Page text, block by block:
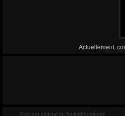
Actuellement,
Concept original du foulard numéroté